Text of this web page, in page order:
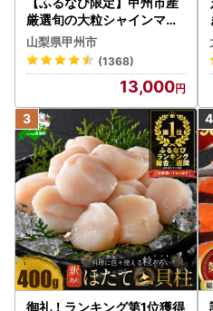
厳選旬の大粒シャインマス
カット 約1.3kg 2～3房【2
026年発送】（MG）B12-
472 FN-Limited-VO シャ
インマスカット フルーツ
山梨県甲州市
(1368)
13,000
御礼！ランキング第1位獲得